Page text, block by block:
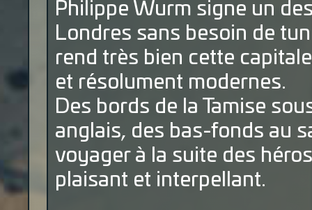
Philippe Wurm signe un
Londres sans besoin de
rend très bien cette
et résolument modernes.
Des bords de la Tamise
anglais, des bas-fonds au
voyager à la suite des
plaisant et interpellant.